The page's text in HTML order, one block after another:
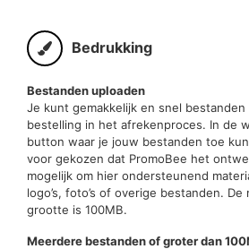
Bedrukking
Bestanden uploaden
Je kunt gemakkelijk en snel
bestelling in het afrekenproces. In de
button waar je jouw bestanden toe
voor gekozen dat PromoBee het
mogelijk om hier ondersteunend
logo’s, foto’s of overige bestanden. De
grootte is 100MB.
Meerdere bestanden of groter dan